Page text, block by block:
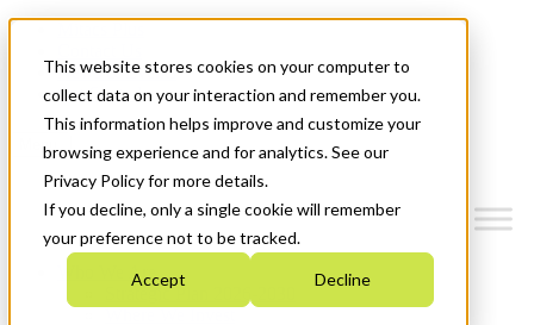
This website stores cookies on your computer to
collect data on your interaction and remember you.
This information helps improve and customize your
browsing experience and for analytics. See our
Privacy Policy for more details.
If you decline, only a single cookie will remember
your preference not to be tracked.
Accept Decline
News & Events
Get Started
Menu
Who We Are
Strategic Plan 2026-2030